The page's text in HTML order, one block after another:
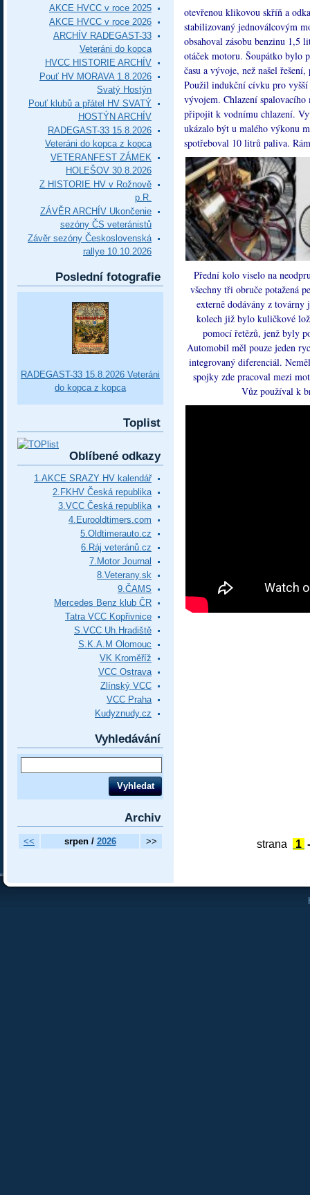
otevřenou klikovou skříň a
stabilizovaný jednoválcovým
obsahoval zásobu benzinu 1,5
otáček motoru. Šoupátko bylo
času a vývoje, než našel
Použil indukční cívku pro
vývojem. Chlazení
připojit k vodnímu chlazení.
ukázalo být u malého výkonu
spotřeboval 10 litrů paliva.
Přední kolo viselo na
všechny tři obruče potažená
externě dodávány z
kolech již bylo kuličkové
pomocí řetězů, jenž byly
Automobil měl pouze jeden
integrovaný diferenciál.
spojky zde pracoval mezi
Vůz používal k
strana 1
AKCE HVCC v roce 2025
AKCE HVCC v roce 2026
ARCHÍV RADEGAST-33
Veteráni do kopca
HVCC HISTORIE ARCHÍV
Pouť HV MORAVA 1.8.2026
Svatý Hostýn
Pouť klubů a přátel HV SVATÝ
HOSTÝN ARCHÍV
RADEGAST-33 15.8.2026
Veteráni do kopca z kopca
VETERANFEST ZÁMEK
HOLEŠOV 30.8.2026
Z HISTORIE HV v Rožnově
p.R.
ZÁVĚR ARCHÍV Ukončenie
sezóny ČS veteránistů
Závěr sezóny Československá
rallye 10.10.2026
Poslední fotografie
RADEGAST-33 15.8.2026 Veteráni
do kopca z kopca
Toplist
Oblíbené odkazy
1.AKCE SRAZY HV kalendář
2.FKHV Česká republika
3.VCC Česká republika
4.Eurooldtimers.com
5.Oldtimerauto.cz
6.Ráj veteránů.cz
7.Motor Journal
8.Veterany.sk
9.ČAMS
Mercedes Benz klub ČR
Tatra VCC Kopřivnice
S.VCC Uh.Hradiště
S.K.A.M Olomouc
VK Kroměříž
VCC Ostrava
Zlínský VCC
VCC Praha
Kudyznudy.cz
Vyhledávání
Archiv
<< srpen / 2026 >>